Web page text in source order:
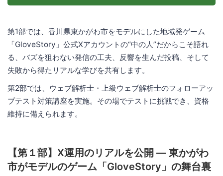
第1部では、香川県東かがわ市をモデルにした地域発ゲーム
「GloveStory」公式Xアカウントの“中の人”だからこそ語れ
る、バズを狙わない発信の工夫、反響を生んだ投稿、そして
失敗から得たリアルな学びを共有します。
第2部では、ウェブ解析士・上級ウェブ解析士のフォローアッ
プテスト対策講座を実施。その場でテストに挑戦でき、資格
維持に備えられます。
【第１部】X運用のリアルを公開 ― 東かがわ
市がモデルのゲーム「GloveStory」の舞台裏